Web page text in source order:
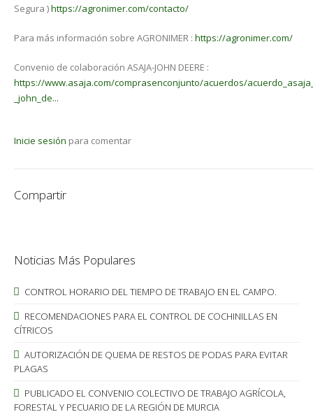
Segura )https://agronimer.com/contacto/
Para más información sobre AGRONIMER : https://agronimer.com/
Convenio de colaboración ASAJA-JOHN DEERE :
https://www.asaja.com/comprasenconjunto/acuerdos/
_john_de...
Inicie sesión para comentar
Compartir
Noticias Más Populares
CONTROL HORARIO DEL TIEMPO DE TRABAJO EN EL CAMPO.
RECOMENDACIONES PARA EL CONTROL DE COCHINILLAS EN
CÍTRICOS
AUTORIZACIÓN DE QUEMA DE RESTOS DE PODAS PARA EVITAR
PLAGAS
PUBLICADO EL CONVENIO COLECTIVO DE TRABAJO AGRÍCOLA,
FORESTAL Y PECUARIO DE LA REGIÓN DE MURCIA